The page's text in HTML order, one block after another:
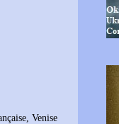
Venise